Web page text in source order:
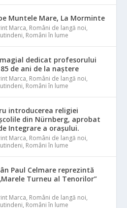
Muntele Mare, La Morminte
Marca, Români de langă noi,
, Români în lume
dedicat profesorului
de ani de la naștere
Marca, Români de langă noi,
, Români în lume
introducerea religiei
din Nürnberg, aprobat
Integrare a orașului.
Marca, Români de langă noi,
, Români în lume
Paul Celmare reprezintă
Turneu al Tenorilor”
Marca, Români de langă noi,
, Români în lume